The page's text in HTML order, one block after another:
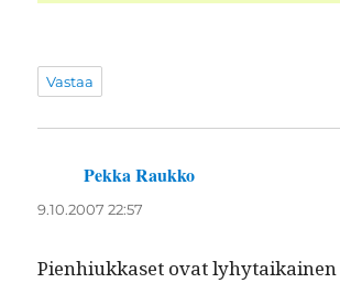
Vastaa
Pekka Raukko
9.10.2007 22:57
Pien­hiukkaset ovat